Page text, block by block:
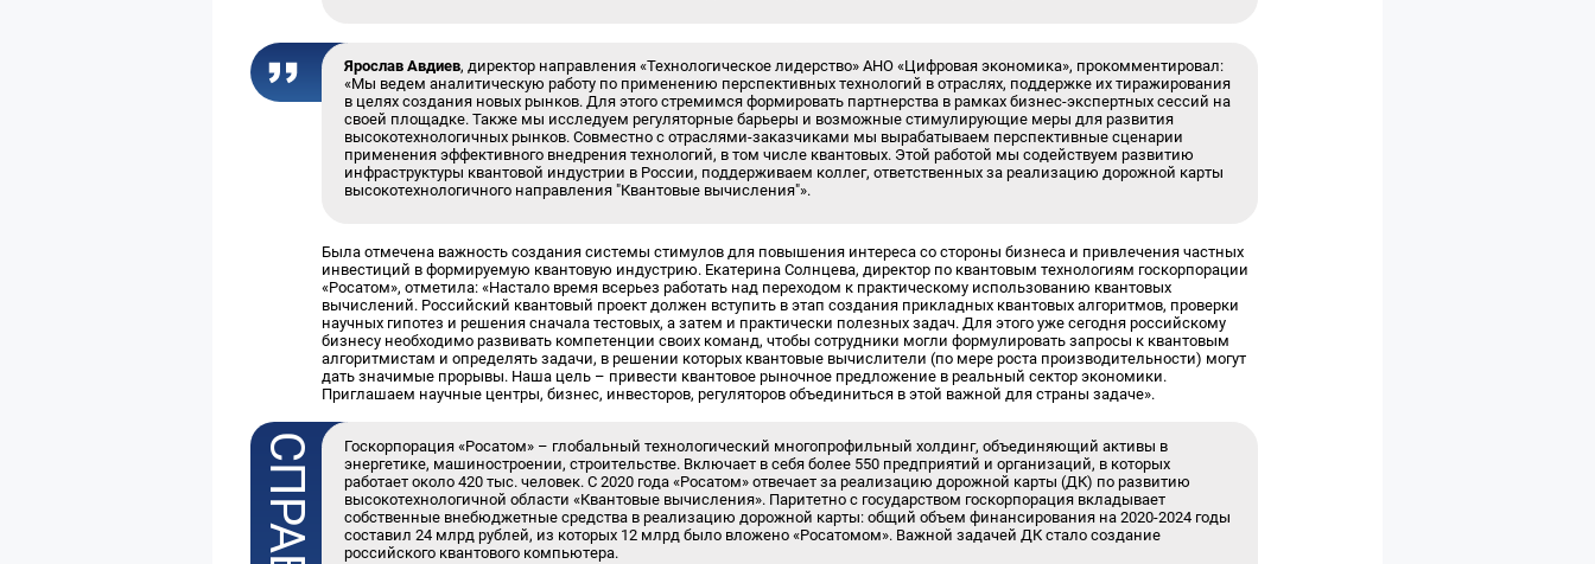
Ярослав Авдиев, директор направления «Технологическое лидерство» АНО «Цифровая экономика», прокомментировал:
«Мы ведем аналитическую работу по применению перспективных технологий в отраслях, поддержке их тиражирования
в целях создания новых рынков. Для этого стремимся формировать партнерства в рамках бизнес-экспертных сессий на
своей площадке. Также мы исследуем регуляторные барьеры и возможные стимулирующие меры для развития
высокотехнологичных рынков. Совместно с отраслями-заказчиками мы вырабатываем перспективные сценарии
применения эффективного внедрения технологий, в том числе квантовых. Этой работой мы содействуем развитию
инфраструктуры квантовой индустрии в России, поддерживаем коллег, ответственных за реализацию дорожной карты
высокотехнологичного направления "Квантовые вычисления"».
Была отмечена важность создания системы стимулов для повышения интереса со стороны бизнеса и привлечения частных
инвестиций в формируемую квантовую индустрию. Екатерина Солнцева, директор по квантовым технологиям госкорпорации
«Росатом», отметила: «Настало время всерьез работать над переходом к практическому использованию квантовых
вычислений. Российский квантовый проект должен вступить в этап создания прикладных квантовых алгоритмов, проверки
научных гипотез и решения сначала тестовых, а затем и практически полезных задач. Для этого уже сегодня российскому
бизнесу необходимо развивать компетенции своих команд, чтобы сотрудники могли формулировать запросы к квантовым
алгоритмистам и определять задачи, в решении которых квантовые вычислители (по мере роста производительности) могут
дать значимые прорывы. Наша цель – привести квантовое рыночное предложение в реальный сектор экономики.
Приглашаем научные центры, бизнес, инвесторов, регуляторов объединиться в этой важной для страны задаче».
Госкорпорация «Росатом» – глобальный технологический многопрофильный холдинг, объединяющий активы в
энергетике, машиностроении, строительстве. Включает в себя более 550 предприятий и организаций, в которых
работает около 420 тыс. человек. С 2020 года «Росатом» отвечает за реализацию дорожной карты (ДК) по развитию
высокотехнологичной области «Квантовые вычисления». Паритетно с государством госкорпорация вкладывает
собственные внебюджетные средства в реализацию дорожной карты: общий объем финансирования на 2020-2024 годы
составил 24 млрд рублей, из которых 12 млрд было вложено «Росатомом». Важной задачей ДК стало создание
российского квантового компьютера.